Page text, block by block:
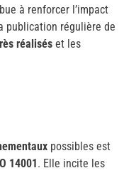
à renforcer l’impact
publication régulière de
réalisés et les
possibles est
14001. Elle incite les